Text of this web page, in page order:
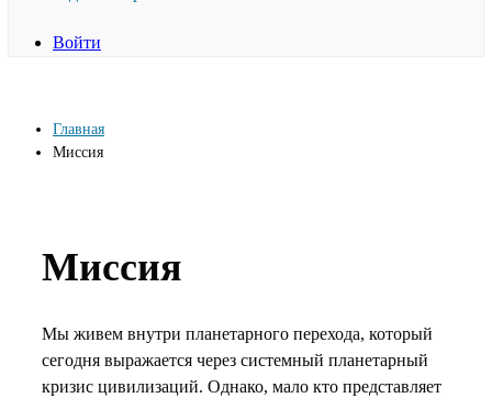
Войти
Главная
Миссия
Миссия
Мы живем внутри планетарного перехода, который
сегодня выражается через системный планетарный
кризис цивилизаций. Однако, мало кто представляет